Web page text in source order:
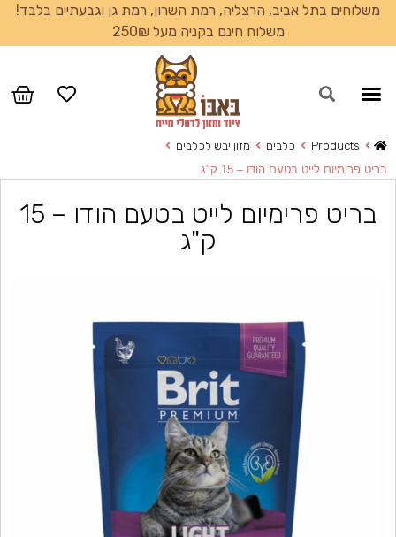
משלוחים בתל אביב, הרצליה, רמת השרון, רמת גן וגבעתיים בלבד!
משלוח חינם בקניה מעל 250₪
Products כלבים
מזון יבש לכלבים
בריט פרימיום לייט בטעם הודו – 15 ק"ג
בריט פרימיום לייט בטעם הודו – 15
ק"ג